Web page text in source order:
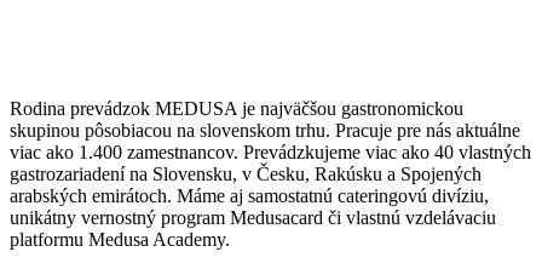
Rodina prevádzok MEDUSA je najväčšou gastronomickou
skupinou pôsobiacou na slovenskom trhu. Pracuje pre nás aktuálne
viac ako 1.400 zamestnancov. Prevádzkujeme viac ako 40 vlastných
gastrozariadení na Slovensku, v Česku, Rakúsku a Spojených
arabských emirátoch. Máme aj samostatnú cateringovú divíziu,
unikátny vernostný program Medusacard či vlastnú vzdelávaciu
platformu Medusa Academy.